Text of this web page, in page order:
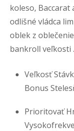
koleso,
odlišné vládca
oblek z
bankroll veľkosti .
Veľkosť
Bonus
Prioritovať